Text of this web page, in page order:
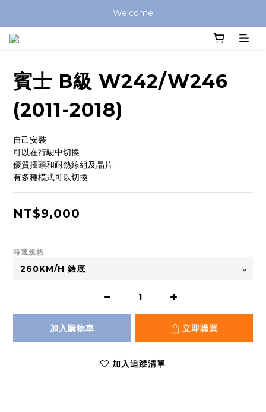
Welcome
賓士 B級 W242/W246
(2011-2018)
自己安裝
可以在行駛中切換
優質插頭和耐熱線組及晶片
有多種模式可以切換
NT$9,000
時速規格
加入購物車 立即購買
加入追蹤清單